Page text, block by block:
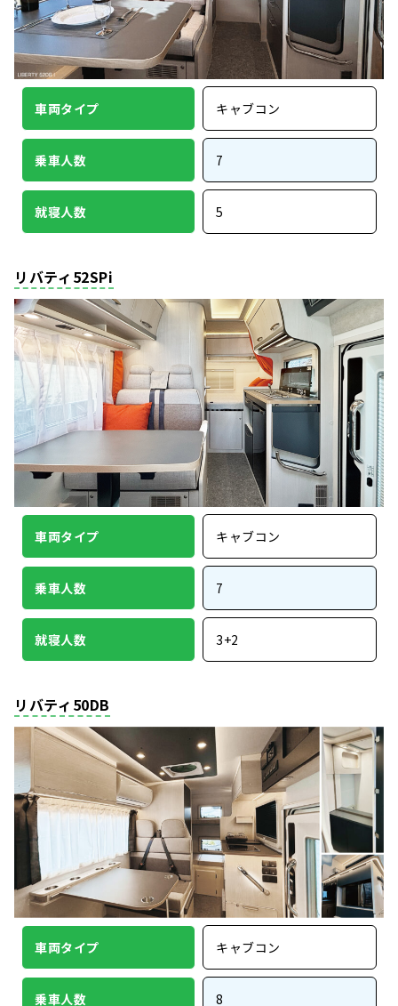
車両タイプ キャブコン
乗車人数 7
就寝人数 5
リバティ52SPi
車両タイプ キャブコン
乗車人数 7
就寝人数 3+2
リバティ50DB
車両タイプ キャブコン
乗車人数 8